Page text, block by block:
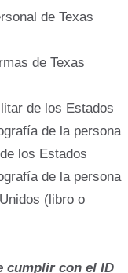
de Texas
de Texas
de los Estados
de la persona
los Estados
de la persona
(libro o
cumplir con el ID